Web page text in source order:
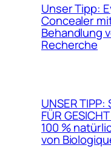
Unser Tipp:
Concealer
Behandlung
Recherche
UNSER TIPP:
FÜR
100 %
von